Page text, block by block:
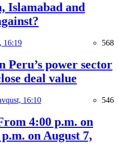
Islamabad and
16:19 568
Peru’s power sector
deal value
16:10 546
4:00 p.m. on
on August 7,